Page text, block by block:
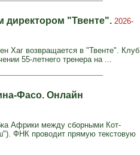
директором "Твенте". 2026-
Хаг возвращается в "Твенте". Клуб
55-летнего тренера на ...
Фасо. Онлайн
Африки между сборными Кот-
ФНК проводит прямую текстовую